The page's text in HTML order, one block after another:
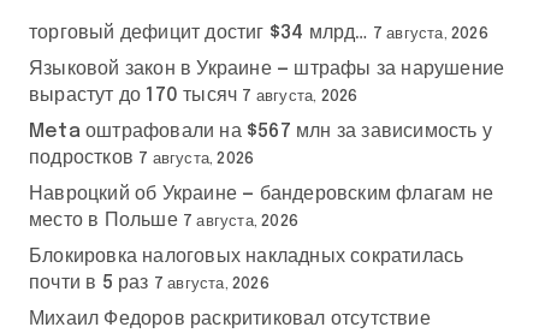
торговый дефицит достиг $34 млрд… 7 августа, 2026
Языковой закон в Украине — штрафы за нарушение
вырастут до 170 тысяч 7 августа, 2026
Meta оштрафовали на $567 млн за зависимость у
подростков 7 августа, 2026
Навроцкий об Украине — бандеровским флагам не
место в Польше 7 августа, 2026
Блокировка налоговых накладных сократилась
почти в 5 раз 7 августа, 2026
Михаил Федоров раскритиковал отсутствие